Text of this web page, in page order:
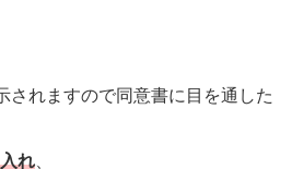
されますので同意書に目を通した
れ